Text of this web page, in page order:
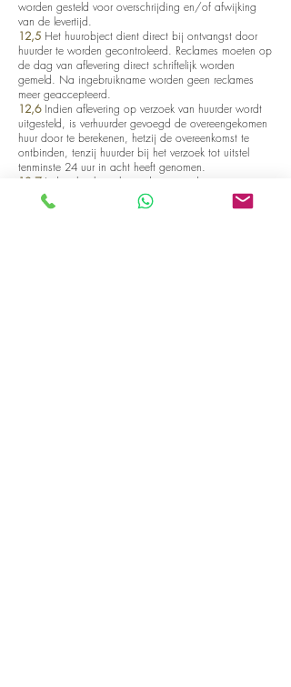
worden gesteld voor overschrijding en/of afwijking
van de levertijd.
12,5 Het huurobject dient direct bij ontvangst door
huurder te worden gecontroleerd. Reclames moeten op
de dag van aflevering direct schriftelijk worden
gemeld. Na ingebruikname worden geen reclames
meer geaccepteerd.
12,6Indien aflevering op verzoek van huurder wordt
uitgesteld, is verhuurder gevoegd de overeengekomen
huur door te berekenen, hetzij de overeenkomst te
ontbinden, tenzij huurder bij het verzoek tot uitstel
tenminste 24 uur in acht heeft genomen.
12,7 Indien het huurobject door expeditie van
verhuurder of die van derden dient te worden
teruggebracht, wordt het huurobject bij terugkomst